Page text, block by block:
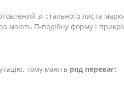
зі стального листа
П-подібну форму і
тому мають ряд переваг: